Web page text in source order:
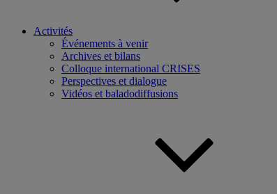
Activités
Événements à venir
Archives et bilans
Colloque international CRISES
Perspectives et dialogue
Vidéos et baladodiffusions